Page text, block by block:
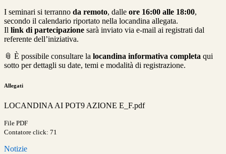
I seminari si terranno da remoto, dalle ore 16:00 alle 18:00,
secondo il calendario riportato nella locandina allegata.
Il link di partecipazione sarà inviato via e-mail ai registrati dal
referente dell’iniziativa.
📎 È possibile consultare la locandina informativa completa qui
sotto per dettagli su date, temi e modalità di registrazione.
Allegati
LOCANDINA AI POT9 AZIONE E_F.pdf
File PDF
Contatore click: 71
Notizie